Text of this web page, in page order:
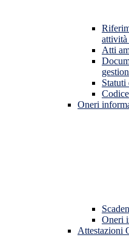
attività
Atti
Statuti
Oneri
Oneri
Attestazioni